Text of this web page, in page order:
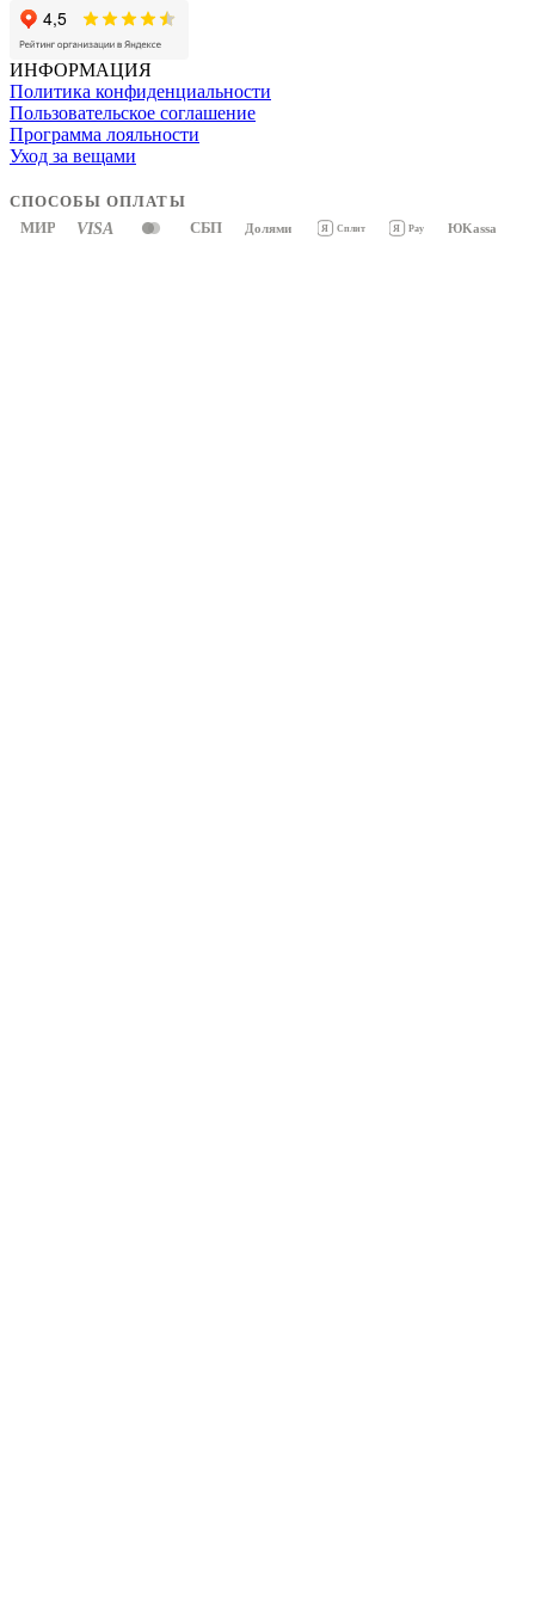
ИНФОРМАЦИЯ
Политика конфиденциальности
Пользовательское соглашение
Программа лояльности
Уход за вещами
СПОСОБЫ ОПЛАТЫ
МИР VISA СБП Долями Я Сплит Я Pay ЮKassa